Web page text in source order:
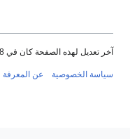
آخر تعديل لهذه الصفحة كان في 21:28, 29 مارس 2013.
سياسة الخصوصية عن المعرفة